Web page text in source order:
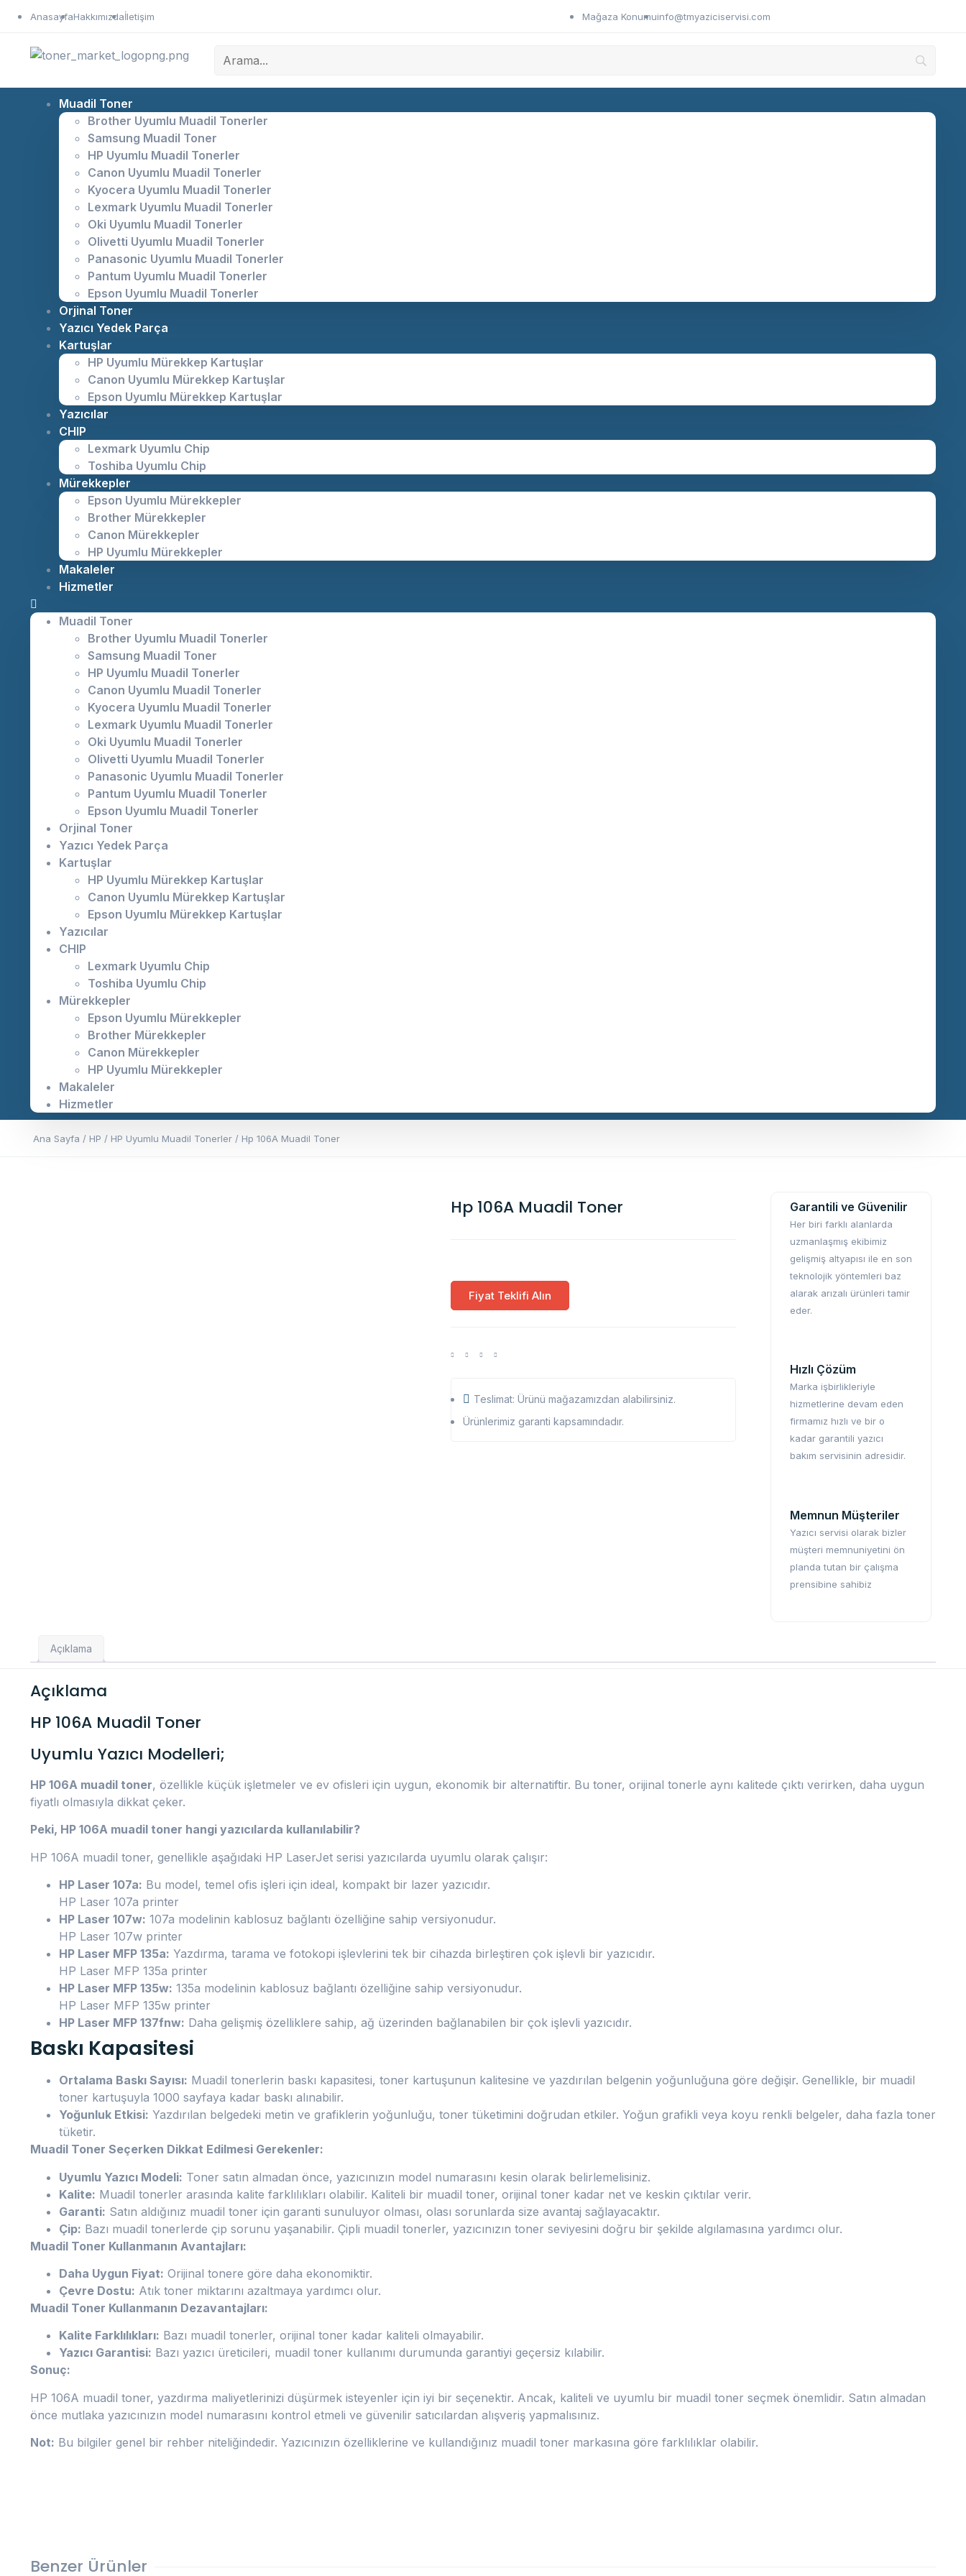
AnasayfaHakkımızdaİletişim Mağaza Konumuinfo@tmyaziciservisi.com
Muadil Toner
Brother Uyumlu Muadil Tonerler
Samsung Muadil Toner
HP Uyumlu Muadil Tonerler
Canon Uyumlu Muadil Tonerler
Kyocera Uyumlu Muadil Tonerler
Lexmark Uyumlu Muadil Tonerler
Oki Uyumlu Muadil Tonerler
Olivetti Uyumlu Muadil Tonerler
Panasonic Uyumlu Muadil Tonerler
Pantum Uyumlu Muadil Tonerler
Epson Uyumlu Muadil Tonerler
Orjinal Toner
Yazıcı Yedek Parça
Kartuşlar
HP Uyumlu Mürekkep Kartuşlar
Canon Uyumlu Mürekkep Kartuşlar
Epson Uyumlu Mürekkep Kartuşlar
Yazıcılar
CHIP
Lexmark Uyumlu Chip
Toshiba Uyumlu Chip
Mürekkepler
Epson Uyumlu Mürekkepler
Brother Mürekkepler
Canon Mürekkepler
HP Uyumlu Mürekkepler
Makaleler
Hizmetler
Muadil Toner
Brother Uyumlu Muadil Tonerler
Samsung Muadil Toner
HP Uyumlu Muadil Tonerler
Canon Uyumlu Muadil Tonerler
Kyocera Uyumlu Muadil Tonerler
Lexmark Uyumlu Muadil Tonerler
Oki Uyumlu Muadil Tonerler
Olivetti Uyumlu Muadil Tonerler
Panasonic Uyumlu Muadil Tonerler
Pantum Uyumlu Muadil Tonerler
Epson Uyumlu Muadil Tonerler
Orjinal Toner
Yazıcı Yedek Parça
Kartuşlar
HP Uyumlu Mürekkep Kartuşlar
Canon Uyumlu Mürekkep Kartuşlar
Epson Uyumlu Mürekkep Kartuşlar
Yazıcılar
CHIP
Lexmark Uyumlu Chip
Toshiba Uyumlu Chip
Mürekkepler
Epson Uyumlu Mürekkepler
Brother Mürekkepler
Canon Mürekkepler
HP Uyumlu Mürekkepler
Makaleler
Hizmetler
Ana Sayfa / HP / HP Uyumlu Muadil Tonerler / Hp 106A Muadil Toner
Hp 106A Muadil Toner
Fiyat Teklifi Alın
Teslimat: Ürünü mağazamızdan alabilirsiniz.
Ürünlerimiz garanti kapsamındadır.
Garantili ve Güvenilir
Her biri farklı alanlarda
uzmanlaşmış ekibimiz
gelişmiş altyapısı ile en son
teknolojik yöntemleri baz
alarak arızalı ürünleri tamir
eder.
Hızlı Çözüm
Marka işbirlikleriyle
hizmetlerine devam eden
firmamız hızlı ve bir o
kadar garantili yazıcı
bakım servisinin adresidir.
Memnun Müşteriler
Yazıcı servisi olarak bizler
müşteri memnuniyetini ön
planda tutan bir çalışma
prensibine sahibiz
Açıklama
Açıklama
HP 106A Muadil Toner
Uyumlu Yazıcı Modelleri;
HP 106A muadil toner, özellikle küçük işletmeler ve ev ofisleri için uygun, ekonomik bir alternatiftir. Bu toner, orijinal tonerle aynı kalitede çıktı verirken, daha uygun
fiyatlı olmasıyla dikkat çeker.
Peki, HP 106A muadil toner hangi yazıcılarda kullanılabilir?
HP 106A muadil toner, genellikle aşağıdaki HP LaserJet serisi yazıcılarda uyumlu olarak çalışır:
HP Laser 107a: Bu model, temel ofis işleri için ideal, kompakt bir lazer yazıcıdır.
HP Laser 107a printer
HP Laser 107w: 107a modelinin kablosuz bağlantı özelliğine sahip versiyonudur.
HP Laser 107w printer
HP Laser MFP 135a: Yazdırma, tarama ve fotokopi işlevlerini tek bir cihazda birleştiren çok işlevli bir yazıcıdır.
HP Laser MFP 135a printer
HP Laser MFP 135w: 135a modelinin kablosuz bağlantı özelliğine sahip versiyonudur.
HP Laser MFP 135w printer
HP Laser MFP 137fnw: Daha gelişmiş özelliklere sahip, ağ üzerinden bağlanabilen bir çok işlevli yazıcıdır.
Baskı Kapasitesi
Ortalama Baskı Sayısı: Muadil tonerlerin baskı kapasitesi, toner kartuşunun kalitesine ve yazdırılan belgenin yoğunluğuna göre değişir. Genellikle, bir muadil
toner kartuşuyla 1000 sayfaya kadar baskı alınabilir.
Yoğunluk Etkisi: Yazdırılan belgedeki metin ve grafiklerin yoğunluğu, toner tüketimini doğrudan etkiler. Yoğun grafikli veya koyu renkli belgeler, daha fazla toner
tüketir.
Muadil Toner Seçerken Dikkat Edilmesi Gerekenler:
Uyumlu Yazıcı Modeli: Toner satın almadan önce, yazıcınızın model numarasını kesin olarak belirlemelisiniz.
Kalite: Muadil tonerler arasında kalite farklılıkları olabilir. Kaliteli bir muadil toner, orijinal toner kadar net ve keskin çıktılar verir.
Garanti: Satın aldığınız muadil toner için garanti sunuluyor olması, olası sorunlarda size avantaj sağlayacaktır.
Çip: Bazı muadil tonerlerde çip sorunu yaşanabilir. Çipli muadil tonerler, yazıcınızın toner seviyesini doğru bir şekilde algılamasına yardımcı olur.
Muadil Toner Kullanmanın Avantajları:
Daha Uygun Fiyat: Orijinal tonere göre daha ekonomiktir.
Çevre Dostu: Atık toner miktarını azaltmaya yardımcı olur.
Muadil Toner Kullanmanın Dezavantajları:
Kalite Farklılıkları: Bazı muadil tonerler, orijinal toner kadar kaliteli olmayabilir.
Yazıcı Garantisi: Bazı yazıcı üreticileri, muadil toner kullanımı durumunda garantiyi geçersiz kılabilir.
Sonuç:
HP 106A muadil toner, yazdırma maliyetlerinizi düşürmek isteyenler için iyi bir seçenektir. Ancak, kaliteli ve uyumlu bir muadil toner seçmek önemlidir. Satın almadan
önce mutlaka yazıcınızın model numarasını kontrol etmeli ve güvenilir satıcılardan alışveriş yapmalısınız.
Not: Bu bilgiler genel bir rehber niteliğindedir. Yazıcınızın özelliklerine ve kullandığınız muadil toner markasına göre farklılıklar olabilir.
Benzer Ürünler